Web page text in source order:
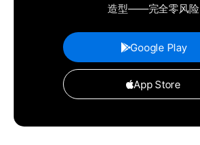
造型——完全零风险
Google Play
App Store